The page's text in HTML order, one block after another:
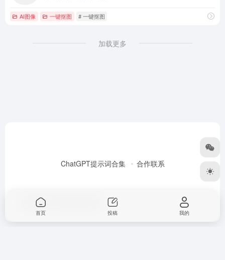
AI图像 一键抠图 # 一键抠图
加载更多
ChatGPT提示词合集 合作联系
Copyright © 2026
首页 投稿 我的